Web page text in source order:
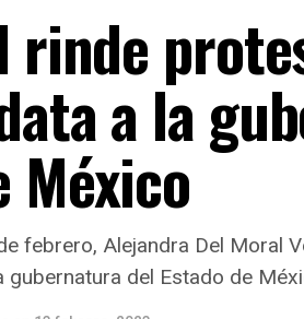
rinde
a la
México
febrero, Alejandra Del Moral
gubernatura del Estado de